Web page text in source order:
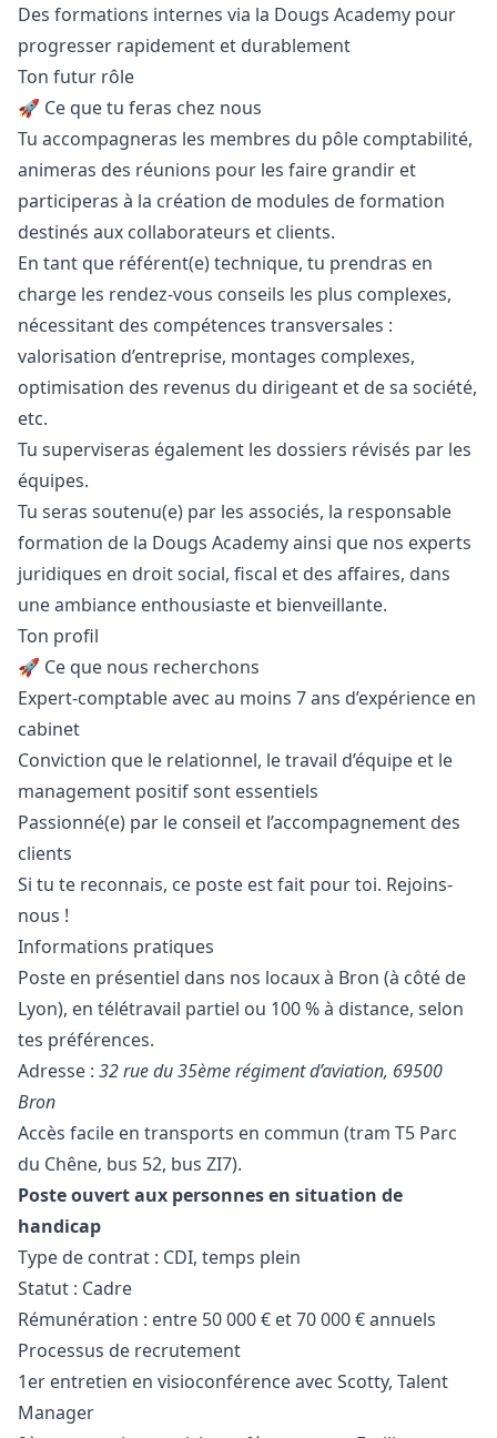
Des formations internes via la Dougs Academy pour
progresser rapidement et durablement
Ton futur rôle
🚀 Ce que tu feras chez nous
Tu accompagneras les membres du pôle comptabilité,
animeras des réunions pour les faire grandir et
participeras à la création de modules de formation
destinés aux collaborateurs et clients.
En tant que référent(e) technique, tu prendras en
charge les rendez-vous conseils les plus complexes,
nécessitant des compétences transversales :
valorisation d’entreprise, montages complexes,
optimisation des revenus du dirigeant et de sa société,
etc.
Tu superviseras également les dossiers révisés par les
équipes.
Tu seras soutenu(e) par les associés, la responsable
formation de la Dougs Academy ainsi que nos experts
juridiques en droit social, fiscal et des affaires, dans
une ambiance enthousiaste et bienveillante.
Ton profil
🚀 Ce que nous recherchons
Expert-comptable avec au moins 7 ans d’expérience en
cabinet
Conviction que le relationnel, le travail d’équipe et le
management positif sont essentiels
Passionné(e) par le conseil et l’accompagnement des
clients
Si tu te reconnais, ce poste est fait pour toi. Rejoins-
nous !
Informations pratiques
Poste en présentiel dans nos locaux à Bron (à côté de
Lyon), en télétravail partiel ou 100 % à distance, selon
tes préférences.
Adresse : 32 rue du 35ème régiment d’aviation, 69500
Bron
Accès facile en transports en commun (tram T5 Parc
du Chêne, bus 52, bus ZI7).
Poste ouvert aux personnes en situation de
handicap
Type de contrat : CDI, temps plein
Statut : Cadre
Rémunération : entre 50 000 € et 70 000 € annuels
Processus de recrutement
1er entretien en visioconférence avec Scotty, Talent
Manager